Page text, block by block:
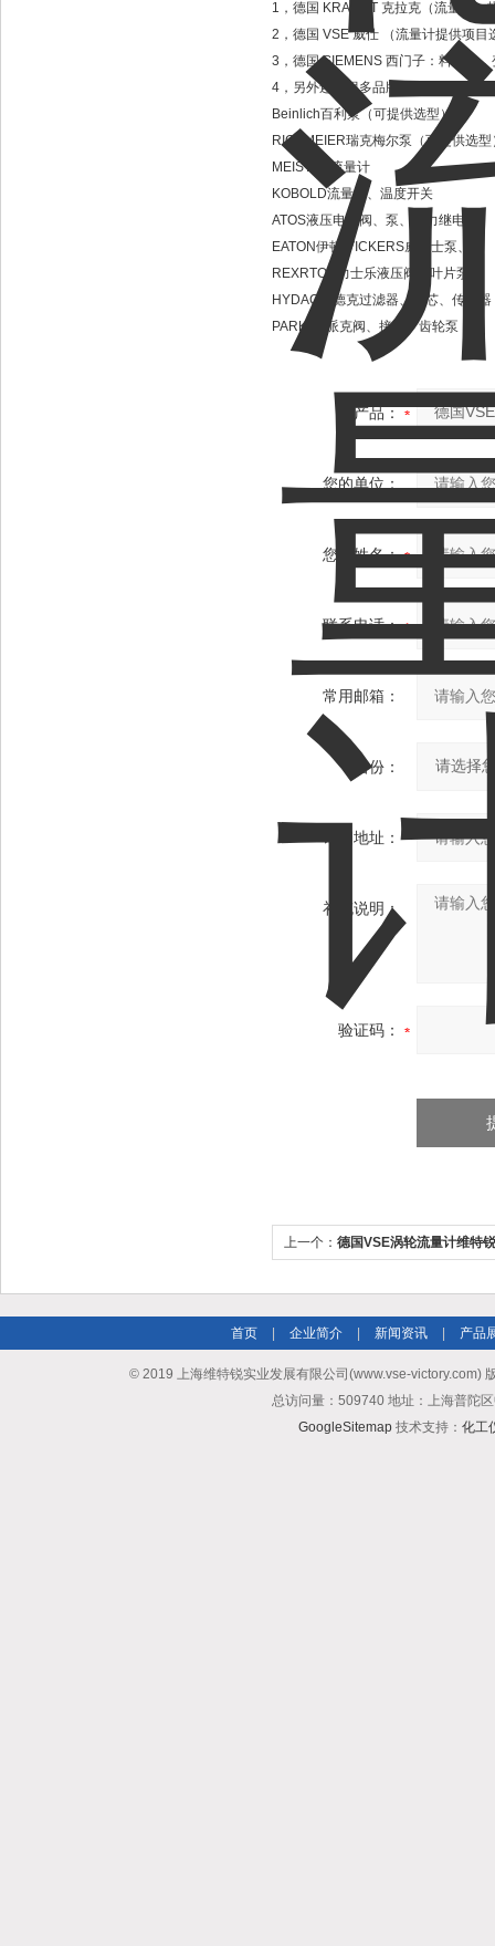
1，德国 KRACHT 克拉克（流量计
2，德国 VSE 威仕 （流量计提供项
3，德国 SIEMENS 西门子：料位计
4，另外还有很多品牌也很有优势：
Beinlich百利泵（可提供选型）
RICKMEIER瑞克梅尔泵（可提供选型
MEISTER流量计
KOBOLD流量计、温度开关
ATOS液压电磁阀、泵、压力继电器
EATON伊顿/VICKERS威格士泵、阀
REXRTOH力士乐液压阀、叶片泵
HYDAC贺德克过滤器、滤芯、传感器
PARKER派克阀、接头、齿轮泵
产品：
您的单位：
您的姓名：
联系电话：
常用邮箱：
省份：
详细地址：
补充说明：
验证码：
上一个： 德国VSE涡轮流量计维特
首页 企业简介 新闻资讯 产品
© 2019 上海维特锐实业发展有限公司(www.vse-victory.com)
总访问量：509740 地址：上海普陀
GoogleSitemap 技术支持： 化工